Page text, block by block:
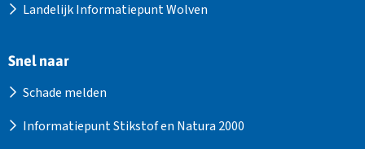
Landelijk Informatiepunt Wolven
Snel naar
Schade melden
Informatiepunt Stikstof en Natura 2000